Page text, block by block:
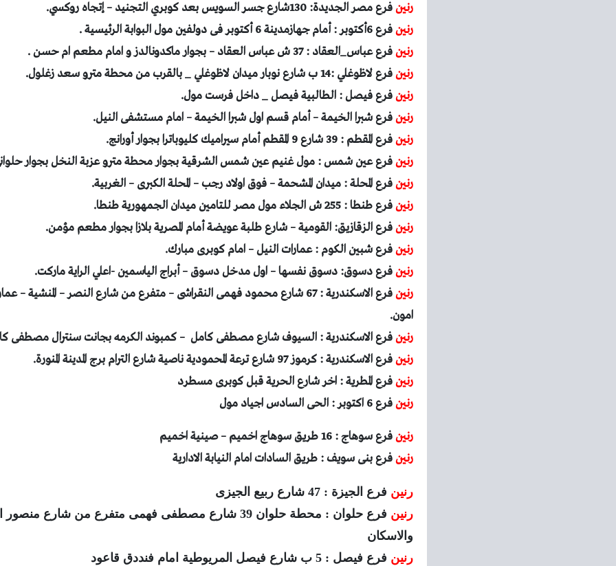
رنينفرع مصر الجديدة: 130شارع جسر السويس بعد كوبري التجنيد – إتجاه روكسي.
رنينفرع 6أكتوبر : أمام جهازمدينة 6 أكتوبر فى دولفين مول البوابة الرئيسية .
رنينفرع عباس_العقاد : 37 ش عباس العقاد – بجوار ماكدونالدز و امام مطعم ام حسن .
رنينفرع لاظوغلي :14 ب شارع نوبار ميدان لاظوغلي _ بالقرب من محطة مترو سعد زغلول.
رنينفرع فيصل : الطالبية فيصل _ داخل فرست مول.
رنينفرع شبرا الخيمة – أمام قسم اول شبرا الخيمة – امام مستشفى النيل.
رنينفرع المقطم : 39 شارع 9 المقطم أمام سيراميك كليوباترا بجوار أورانج.
رنينفرع عين شمس : مول غنيم عين شمس الشرقية بجوار محطة مترو عزبة النخل بجوار
رنينفرع المحلة : ميدان المشحمة – فوق اولاد رجب – المحلة الكبرى – الغربية.
رنينفرع طنطا : 255 ش الجلاء مول مصر للتامين ميدان الجمهورية طنطا.
رنينفرع الزقازيق: القومية – شارع طلبة عويضة أمام المصرية بلازا بجوار مطعم مؤمن.
رنينفرع شبين الكوم : عمارات النيل – امام كوبرى مبارك.
رنينفرع دسوق: دسوق نفسها – اول مدخل دسوق – أبراج الياسمين -اعلي الراية ماركت.
رنين
فرع الاسكندرية : 67 شارع محمود فهمى النقراشى – متفرع من شارع النصر – المنشية
امون.
رنينفرع الاسكندرية : السيوف شارع مصطفى كامل – كمبوند الكرمه بجانت سنترال مصطفى
رنينفرع الاسكندرية : كرموز 97 شارع ترعة المحمودية ناصية شارع الترام برج المدينة المنورة.
رنينفرع المطرية : اخر شارع الحرية قبل كوبرى مسطرد
رنينفرع 6 اكتوبر : الحى السادس اجياد مول
رنينفرع سوهاج : 16 طريق سوهاج اخميم – صينية اخميم
رنينفرع بنى سويف : طريق السادات امام النيابة الادارية
رنين فرع الجيزة : 47 شارع ربيع الجيزى
رنين
فرع حلوان : محطة حلوان 39 شارع مصطفى فهمى متفرع من شارع
والاسكان
رنين فرع فيصل : 5 ب شارع فيصل المريوطية امام فنددق قاعود